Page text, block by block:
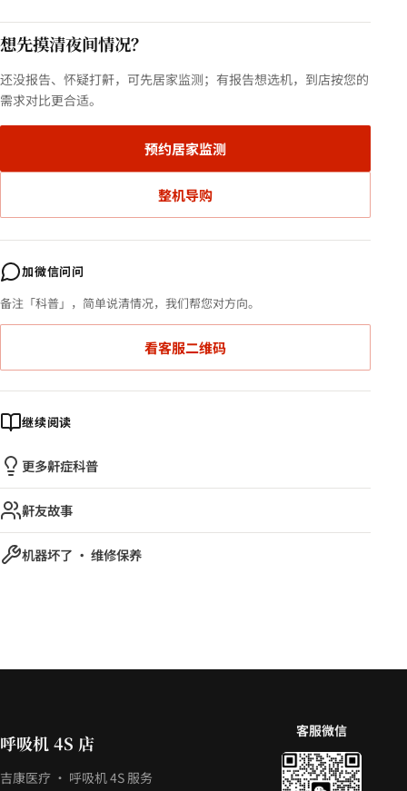
想先摸清夜间情况？
还没报告、怀疑打鼾，可先居家监测；有报告想选机，到店按您的
需求对比更合适。
预约居家监测
整机导购
加微信问问
备注「科普」，简单说清情况，我们帮您对方向。
看客服二维码
继续阅读
更多鼾症科普
鼾友故事
机器坏了 · 维修保养
呼吸机 4S 店
吉康医疗 · 呼吸机 4S 服务
客服微信